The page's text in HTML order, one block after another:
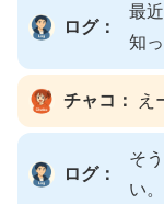
ログ：
最
知
チャコ： え
ログ：
そ
い。